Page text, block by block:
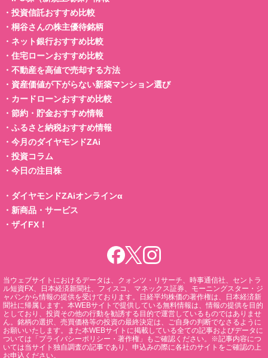
・ 投資信託おすすめ比較
・ 桐谷さんの株主優待銘柄
・ ネット銀行おすすめ比較
・ 住宅ローンおすすめ比較
・ 不動産を高値で売却する方法
・ 資産価値が下がらない新築マンション選び
・ カードローンおすすめ比較
・ 節約・貯金おすすめ情報
・ ふるさと納税おすすめ情報
・ 今月のダイヤモンドZAi
・ 投資コラム
・ 今日の注目株
・ ダイヤモンドZAiオンラインα
・ 新商品・サービス
・ ザイFX！
当ウェブサイトにおけるデータは、クォンツ・リサーチ、時事通信社、セントラ
ル短資FX、日本経済新聞社、フィスコ、マネックス証券、モーニングスター・ジ
ャパンから情報の提供を受けております。日経平均株価の著作権は、日本経済新
聞社に帰属します。本WEBサイトで提供している無料情報は、情報の提供を目的
としており、投資その他の行動を勧誘する目的で運営しているものではありませ
ん。銘柄の選択、売買価格等の投資の最終決定は、ご自身の判断でなさるように
お願いいたします。また本WEBサイトに掲載している全ての記事およびデータに
ついては「プライバシーポリシー・著作権」もご確認ください。※記事内容につ
いては当サイト独自調査の記事であり、申込みの際に各社のサイトをご確認の上
お申込ください。